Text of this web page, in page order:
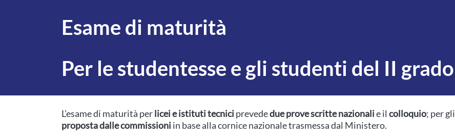
Esame di maturità
Per le studentesse e gli studenti del II grado
L’esame di maturità perlicei e istituti tecniciprevededue prove scritte nazionalie il colloquio; per gli
proposta dalle commissioniin base alla cornice nazionale trasmessa dal Ministero.